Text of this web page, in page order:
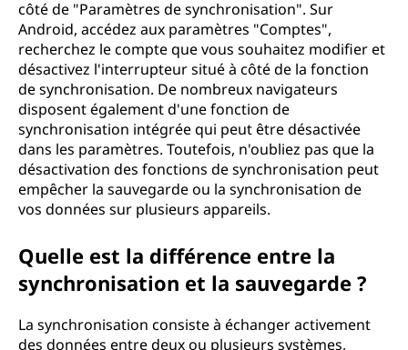
côté de "Paramètres de synchronisation". Sur
Android, accédez aux paramètres "Comptes",
recherchez le compte que vous souhaitez modifier et
désactivez l'interrupteur situé à côté de la fonction
de synchronisation. De nombreux navigateurs
disposent également d'une fonction de
synchronisation intégrée qui peut être désactivée
dans les paramètres. Toutefois, n'oubliez pas que la
désactivation des fonctions de synchronisation peut
empêcher la sauvegarde ou la synchronisation de
vos données sur plusieurs appareils.
Quelle est la différence entre la
synchronisation et la sauvegarde ?
La synchronisation consiste à échanger activement
des données entre deux ou plusieurs systèmes,